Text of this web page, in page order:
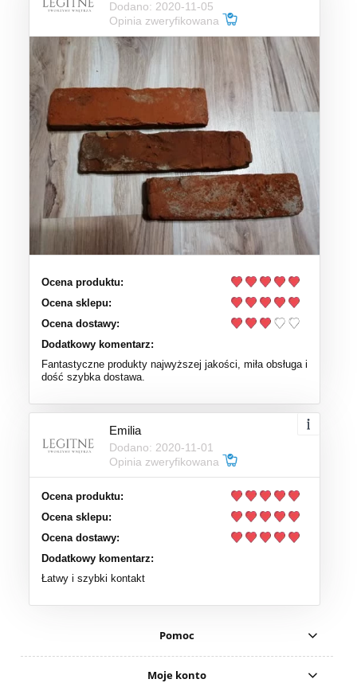
Dodano: 2020-11-05
Opinia zweryfikowana
Ocena produktu:
Ocena sklepu:
Ocena dostawy:
Dodatkowy komentarz:
Fantastyczne produkty najwyższej jakości, miła obsługa i
dość szybka dostawa.
Emilia
Dodano: 2020-11-01
Opinia zweryfikowana
Ocena produktu:
Ocena sklepu:
Ocena dostawy:
Dodatkowy komentarz:
Łatwy i szybki kontakt
Pomoc
Moje konto